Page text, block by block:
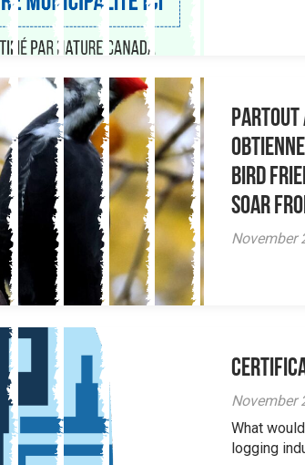
Partout
Bird
Soar
November
November
What
logging